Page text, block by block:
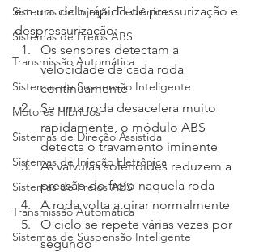
Sistemas de Injeção Eletrônica
Sistemas de Freios ABS
Transmissão Automática
Sistemas de Suspensão Inteligente
Motores Híbridos
Sistemas de Direção Assistida
Sistemas de Injeção Eletrônica
Sistemas de Freios ABS
Transmissão Automática
Sistemas de Suspensão Inteligente
em um ciclo rápido de pressurização e
despressurização:
Os sensores detectam a
velocidade de cada roda
continuamente
Se uma roda desacelera muito
rapidamente, o módulo ABS
detecta o travamento iminente
As válvulas solenóides reduzem a
pressão do freio naquela roda
A roda volta a girar normalmente
O ciclo se repete várias vezes por
segundo